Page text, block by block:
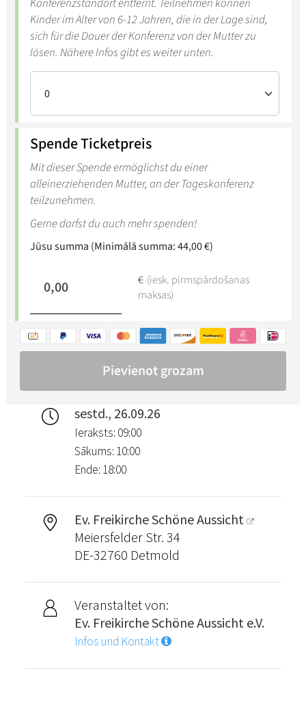
sestd., 26.09.26
Ieraksts: 09:00
Sākums: 10:00
Ende: 18:00
Ev. Freikirche Schöne Aussicht
Meiersfelder Str. 34
DE-32760 Detmold
Veranstaltet von:
Ev. Freikirche Schöne Aussicht e.V.
Infos und Kontakt